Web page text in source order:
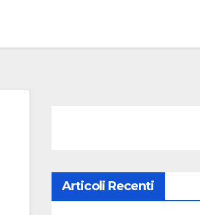
Articoli Recenti